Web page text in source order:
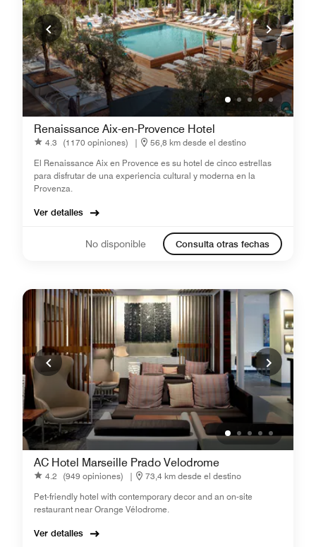
Renaissance Aix-en-Provence Hotel
4.3 (1170 opiniones) |
56,8 km desde el destino
El Renaissance Aix en Provence es su hotel de cinco estrellas
para disfrutar de una experiencia cultural y moderna en la
Provenza.
Ver detalles
No disponible Consulta otras fechas
AC Hotel Marseille Prado Velodrome
4.2 (949 opiniones) |
73,4 km desde el destino
Pet-friendly hotel with contemporary decor and an on-site
restaurant near Orange Vélodrome.
Ver detalles